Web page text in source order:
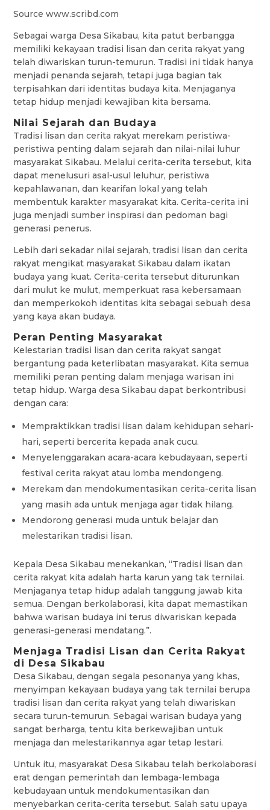
Source www.scribd.com
Sebagai warga Desa Sikabau, kita patut berbangga
memiliki kekayaan tradisi lisan dan cerita rakyat yang
telah diwariskan turun-temurun. Tradisi ini tidak hanya
menjadi penanda sejarah, tetapi juga bagian tak
terpisahkan dari identitas budaya kita. Menjaganya
tetap hidup menjadi kewajiban kita bersama.
Nilai Sejarah dan Budaya
Tradisi lisan dan cerita rakyat merekam peristiwa-
peristiwa penting dalam sejarah dan nilai-nilai luhur
masyarakat Sikabau. Melalui cerita-cerita tersebut, kita
dapat menelusuri asal-usul leluhur, peristiwa
kepahlawanan, dan kearifan lokal yang telah
membentuk karakter masyarakat kita. Cerita-cerita ini
juga menjadi sumber inspirasi dan pedoman bagi
generasi penerus.
Lebih dari sekadar nilai sejarah, tradisi lisan dan cerita
rakyat mengikat masyarakat Sikabau dalam ikatan
budaya yang kuat. Cerita-cerita tersebut diturunkan
dari mulut ke mulut, memperkuat rasa kebersamaan
dan memperkokoh identitas kita sebagai sebuah desa
yang kaya akan budaya.
Peran Penting Masyarakat
Kelestarian tradisi lisan dan cerita rakyat sangat
bergantung pada keterlibatan masyarakat. Kita semua
memiliki peran penting dalam menjaga warisan ini
tetap hidup. Warga desa Sikabau dapat berkontribusi
dengan cara:
Mempraktikkan tradisi lisan dalam kehidupan sehari-
hari, seperti bercerita kepada anak cucu.
Menyelenggarakan acara-acara kebudayaan, seperti
festival cerita rakyat atau lomba mendongeng.
Merekam dan mendokumentasikan cerita-cerita lisan
yang masih ada untuk menjaga agar tidak hilang.
Mendorong generasi muda untuk belajar dan
melestarikan tradisi lisan.
Kepala Desa Sikabau menekankan, “Tradisi lisan dan
cerita rakyat kita adalah harta karun yang tak ternilai.
Menjaganya tetap hidup adalah tanggung jawab kita
semua. Dengan berkolaborasi, kita dapat memastikan
bahwa warisan budaya ini terus diwariskan kepada
generasi-generasi mendatang.”.
Menjaga Tradisi Lisan dan Cerita Rakyat
di Desa Sikabau
Desa Sikabau, dengan segala pesonanya yang khas,
menyimpan kekayaan budaya yang tak ternilai berupa
tradisi lisan dan cerita rakyat yang telah diwariskan
secara turun-temurun. Sebagai warisan budaya yang
sangat berharga, tentu kita berkewajiban untuk
menjaga dan melestarikannya agar tetap lestari.
Untuk itu, masyarakat Desa Sikabau telah berkolaborasi
erat dengan pemerintah dan lembaga-lembaga
kebudayaan untuk mendokumentasikan dan
menyebarkan cerita-cerita tersebut. Salah satu upaya